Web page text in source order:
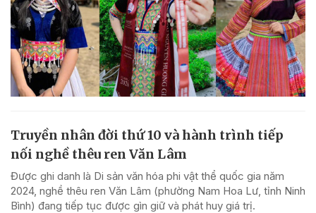
Truyền nhân đời thứ 10 và hành trình tiếp
nối nghề thêu ren Văn Lâm
Được ghi danh là Di sản văn hóa phi vật thể quốc gia năm
2024, nghề thêu ren Văn Lâm (phường Nam Hoa Lư, tỉnh Ninh
Bình) đang tiếp tục được gìn giữ và phát huy giá trị.